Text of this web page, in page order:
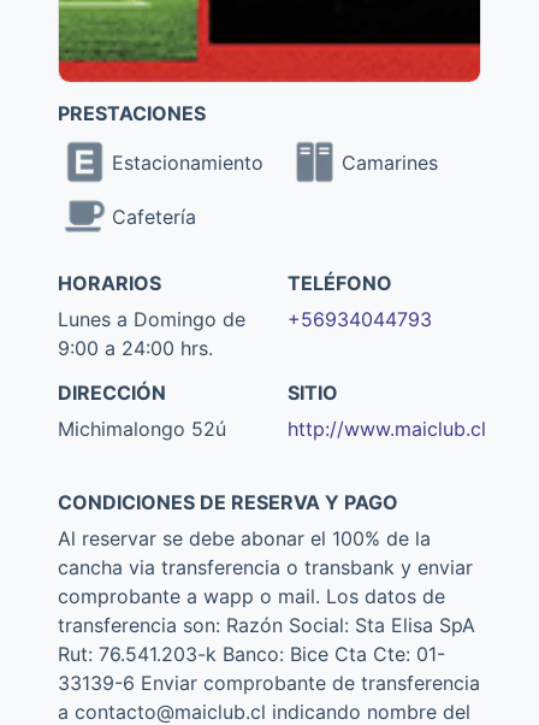
PRESTACIONES
Estacionamiento Camarines
Cafetería
HORARIOS
Lunes a Domingo de
9:00 a 24:00 hrs.
TELÉFONO
+56934044793
DIRECCIÓN
Michimalongo 52ú
SITIO
http://www.maiclub.cl
CONDICIONES DE RESERVA Y PAGO
Al reservar se debe abonar el 100% de la
cancha via transferencia o transbank y enviar
comprobante a wapp o mail. Los datos de
transferencia son: Razón Social: Sta Elisa SpA
Rut: 76.541.203-k Banco: Bice Cta Cte: 01-
33139-6 Enviar comprobante de transferencia
a contacto@maiclub.cl indicando nombre del